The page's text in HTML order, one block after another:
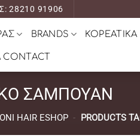
28210 91906
BRANDS
CONTACT
ΣΑΜΠΟΥΑΝ
HAIR ESHOP - PRODUCTS